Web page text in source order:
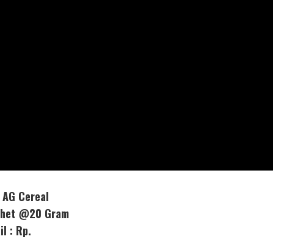
Cereal
@20 Gram
: Rp.